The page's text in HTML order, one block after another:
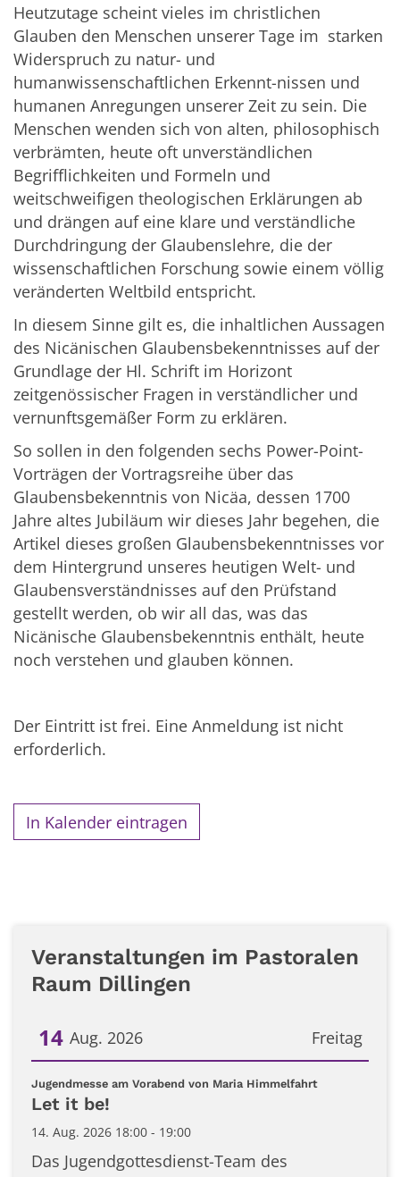
Heutzutage scheint vieles im christlichen
Glauben den Menschen unserer Tage im starken
Widerspruch zu natur- und
humanwissenschaftlichen Erkennt-nissen und
humanen Anregungen unserer Zeit zu sein. Die
Menschen wenden sich von alten, philosophisch
verbrämten, heute oft unverständlichen
Begrifflichkeiten und Formeln und
weitschweifigen theologischen Erklärungen ab
und drängen auf eine klare und verständliche
Durchdringung der Glaubenslehre, die der
wissenschaftlichen Forschung sowie einem völlig
veränderten Weltbild entspricht.
In diesem Sinne gilt es, die inhaltlichen Aussagen
des Nicänischen Glaubensbekenntnisses auf der
Grundlage der Hl. Schrift im Horizont
zeitgenössischer Fragen in verständlicher und
vernunftsgemäßer Form zu erklären.
So sollen in den folgenden sechs Power-Point-
Vorträgen der Vortragsreihe über das
Glaubensbekenntnis von Nicäa, dessen 1700
Jahre altes Jubiläum wir dieses Jahr begehen, die
Artikel dieses großen Glaubensbekenntnisses vor
dem Hintergrund unseres heutigen Welt- und
Glaubensverständnisses auf den Prüfstand
gestellt werden, ob wir all das, was das
Nicänische Glaubensbekenntnis enthält, heute
noch verstehen und glauben können.
Der Eintritt ist frei. Eine Anmeldung ist nicht
erforderlich.
In Kalender eintragen
Veranstaltungen im Pastoralen
Raum Dillingen
Freitag
14 Aug. 2026
Datum: 14. August 2026
Jugendmesse am Vorabend von Maria Himmelfahrt:
Let it be!
14. Aug. 2026 18:00 - 19:00
Das Jugendgottesdienst-Team des